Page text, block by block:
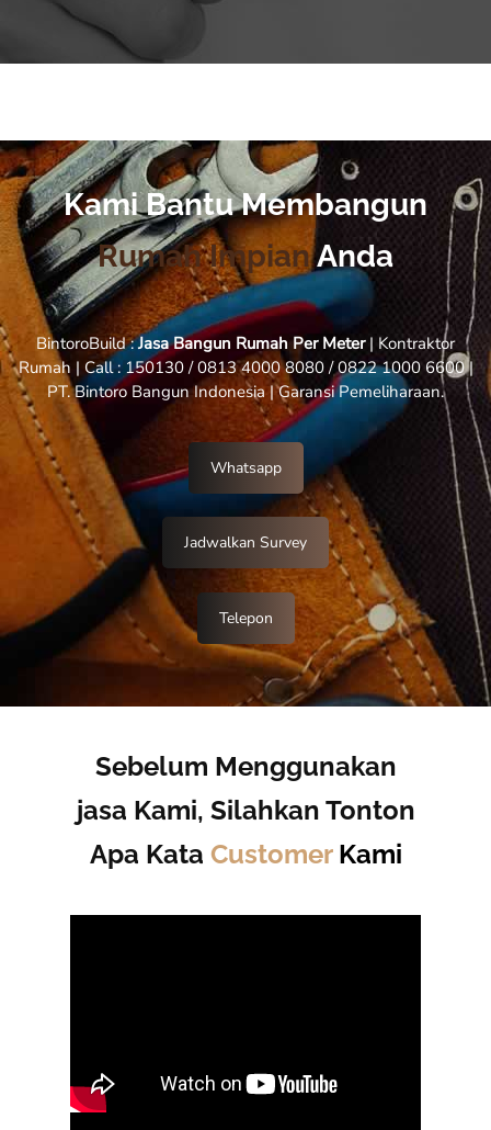
Kami Bantu Membangun
Rumah ImpianAnda
BintoroBuild :Jasa Bangun Rumah Per Meter | Kontraktor
Rumah | Call : 150130 / 0813 4000 8080 / 0822 1000 6600 |
PT. Bintoro Bangun Indonesia | Garansi Pemeliharaan.
Whatsapp
Jadwalkan Survey
Telepon
Sebelum Menggunakan
jasa Kami, Silahkan Tonton
Apa Kata Customer Kami